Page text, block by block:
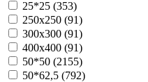
25*25 (353)
250х250 (91)
300х300 (91)
400х400 (91)
50*50 (2155)
50*62,5 (792)